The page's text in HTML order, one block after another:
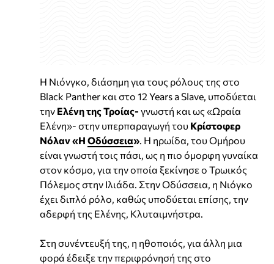
Η Νιόνγκο, διάσημη για τους ρόλους της στο
Black Panther και στο 12 Years a Slave, υποδύεται
την Ελένη της Τροίας- γνωστή και ως «Ωραία
Ελένη»- στην υπερπαραγωγή του Κρίστοφερ
Νόλαν «Η Οδύσσεια» . Η ηρωίδα, του Ομήρου
είναι γνωστή τοις πάσι, ως η πιο όμορφη γυναίκα
στον κόσμο, για την οποία ξεκίνησε ο Τρωικός
Πόλεμος στην Ιλιάδα. Στην Οδύσσεια, η Νιόγκο
έχει διπλό ρόλο, καθώς υποδύεται επίσης, την
αδερφή της Ελένης, Κλυταιμνήστρα.
Στη συνέντευξή της, η ηθοποιός, για άλλη μια
φορά έδειξε την περιφρόνησή της στο